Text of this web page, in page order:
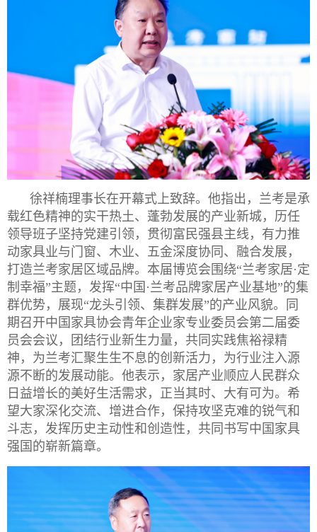
徐祥楠理事长在开幕式上致辞。他指出，兰考是承
载红色精神的实干热土、蓬勃发展的产业新城，历任
领导班子坚持党建引领，贯彻富民强县主线，有力推
动家具业与门窗、木业、五金深度协同、融合发展，
打造兰考家居区域品牌。本届博览会围绕“兰考家居·定
制幸福”主题，发挥“中国·兰考品牌家居产业基地”的集
群优势，展现“龙头引领、集群发展”的产业风貌。同
期召开中国家具协会青年企业家专业委员会第二届委
员会会议，团结行业新生力量，共同实践焦裕禄精
神，为兰考汇聚生生不息的创新活力，为行业注入源
源不断的发展动能。他表示，家居产业顺应人民群众
日益增长的美好生活需求，正当其时、大有可为。希
望大家深化交流、增进合作，保持攻坚克难的锐气和
斗志，发挥历史主动性和创造性，共同书写中国家具
强国的崭新篇章。